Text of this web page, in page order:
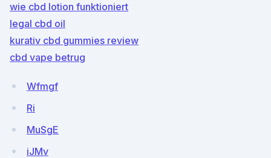
wie cbd lotion funktioniert
legal cbd oil
kurativ cbd gummies review
cbd vape betrug
Wfmgf
Ri
MuSgE
iJMv